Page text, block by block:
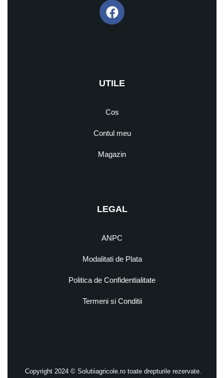
UTILE
Cos
Contul meu
Magazin
LEGAL
ANPC
Modalitati de Plata
Politica de Confidentialitate
Termeni si Conditii
Copyright 2024 © Solutiiagricole.ro toate drepturile rezervate.